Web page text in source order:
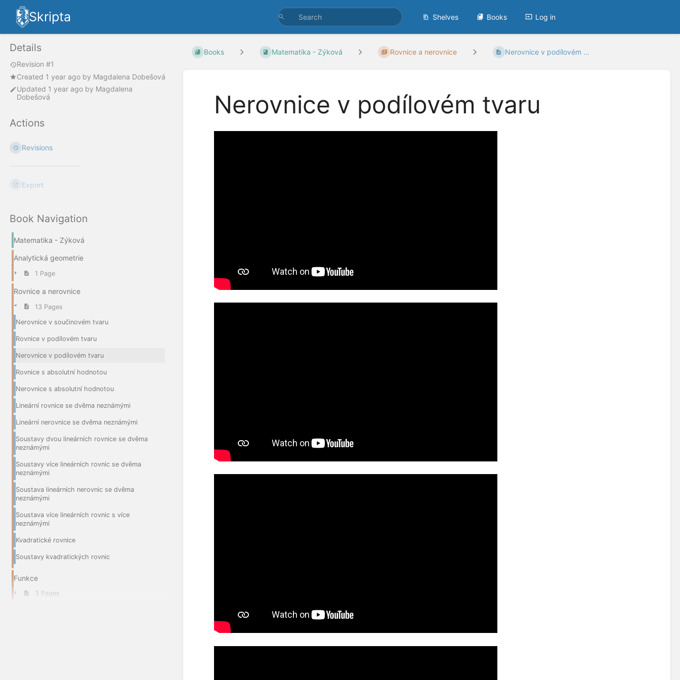
Skripta Shelves Books Log in
Details
Revision #1
Created 1 year ago by Magdalena Dobešová
Updated 1 year ago by Magdalena
Dobešová
Actions
Revisions
Export
Book Navigation
Matematika - Zýková
Analytická geometrie
1 Page
Rovnice a nerovnice
13 Pages
Nerovnice v součinovém tvaru
Rovnice v podílovém tvaru
Nerovnice v podílovém tvaru
Rovnice s absolutní hodnotou
Nerovnice s absolutní hodnotou
Lineární rovnice se dvěma neznámými
Lineární nerovnice se dvěma neznámými
Soustavy dvou lineárních rovnice se dvěma
neznámými
Soustavy více lineárních rovnic se dvěma
neznámými
Soustava lineárních nerovnic se dvěma
neznámými
Soustava více lineárních rovnic s více
neznámými
Kvadratické rovnice
Soustavy kvadratických rovnic
Funkce
3 Pages
Books Matematika - Zýková Rovnice a nerovnice Nerovnice v podílovém ...
Nerovnice v podílovém tvaru